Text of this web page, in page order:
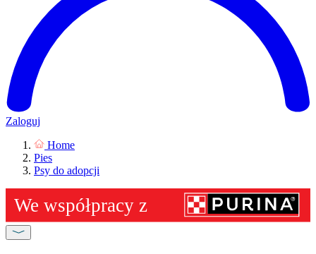
Zaloguj
Home
Pies
Psy do adopcji